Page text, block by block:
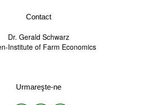
Contact
Dr. Gerald Schwarz
Institute of Farm Economics
Urmareşte-ne